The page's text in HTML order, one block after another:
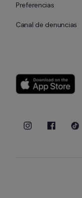
Preferencias
Canal de denuncias